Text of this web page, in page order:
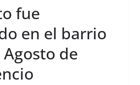
fue
en el barrio
de